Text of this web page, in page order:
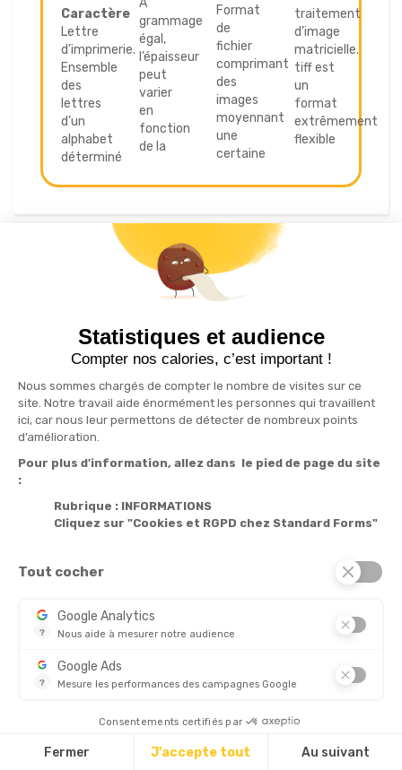
Caractère
Lettre
d’imprimerie.
Ensemble
des
lettres
d’un
alphabet
déterminé
À
grammage
égal,
l’épaisseur
peut
varier
en
fonction
de la
Format
de
fichier
comprimant
des
images
moyennant
une
certaine
traitement
d’image
matricielle.
tiff est
un
format
extrêmement
flexible
Recevez nos actualités par e-mail en vous abonnant
Informations
Produits 
Notre société
Statistiques et audience
Compter nos calories, c’est important !
Nous sommes chargés de compter le nombre de visites sur ce
site. Notre travail aide énormément les personnes qui travaillent
ici, car nous leur permettons de détecter de nombreux points
d’amélioration.
Pour plus d'information, allez dans le pied de page du site
:
Rubrique : INFORMATIONS
Cliquez sur "Cookies et RGPD chez Standard Forms"
Tout cocher
?
Google Analytics
Nous aide à mesurer notre audience
?
Google Ads
Mesure les performances des campagnes Google
Consentements certifiés par
Fermer J'accepte tout Au suivant